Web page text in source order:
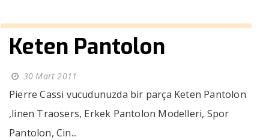
Keten Pantolon
30 Mart 2011
Pierre Cassi vucudunuzda bir parça Keten Pantolon
,linen Traosers, Erkek Pantolon Modelleri, Spor
Pantolon, Cin...